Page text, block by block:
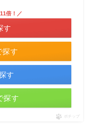
探す
倍！／
す
す
探す
ポチップ